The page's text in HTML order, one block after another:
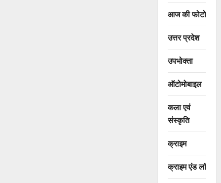
आज की फोटो
उत्तर प्रदेश
उपभोक्ता
ऑटोमोबाइल
कला एवं
संस्कृति
क्राइम
क्राइम एंड लॉ